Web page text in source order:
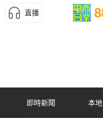
直播
即時新聞 本地